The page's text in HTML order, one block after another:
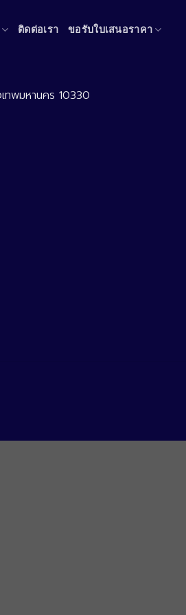
ติดต่อเรา ขอรับใบเสนอราคา
ทพมหานคร 10330